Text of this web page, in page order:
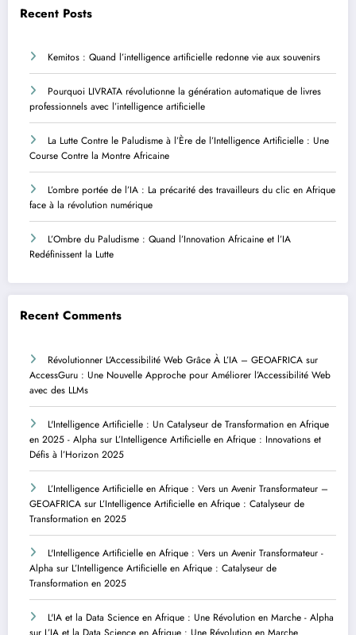
Recent Posts
Kemitos : Quand l’intelligence artificielle redonne vie aux souvenirs
Pourquoi LIVRATA révolutionne la génération automatique de livres
professionnels avec l’intelligence artificielle
La Lutte Contre le Paludisme à l’Ère de l’Intelligence Artificielle : Une
Course Contre la Montre Africaine
L’ombre portée de l’IA : La précarité des travailleurs du clic en Afrique
face à la révolution numérique
L’Ombre du Paludisme : Quand l’Innovation Africaine et l’IA
Redéfinissent la Lutte
Recent Comments
Révolutionner L’Accessibilité Web Grâce À L’IA – GEOAFRICA sur
AccessGuru : Une Nouvelle Approche pour Améliorer l’Accessibilité Web
avec des LLMs
L'Intelligence Artificielle : Un Catalyseur de Transformation en Afrique
en 2025 - Alpha sur L’Intelligence Artificielle en Afrique : Innovations et
Défis à l’Horizon 2025
L’Intelligence Artificielle en Afrique : Vers un Avenir Transformateur –
GEOAFRICA sur L’Intelligence Artificielle en Afrique : Catalyseur de
Transformation en 2025
L'Intelligence Artificielle en Afrique : Vers un Avenir Transformateur -
Alpha sur L’Intelligence Artificielle en Afrique : Catalyseur de
Transformation en 2025
L'IA et la Data Science en Afrique : Une Révolution en Marche - Alpha